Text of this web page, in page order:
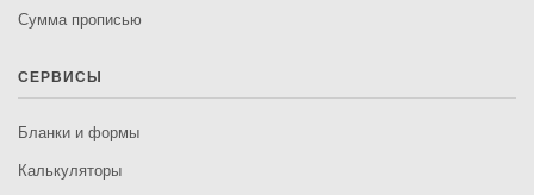
Сумма прописью
СЕРВИСЫ
Бланки и формы
Калькуляторы